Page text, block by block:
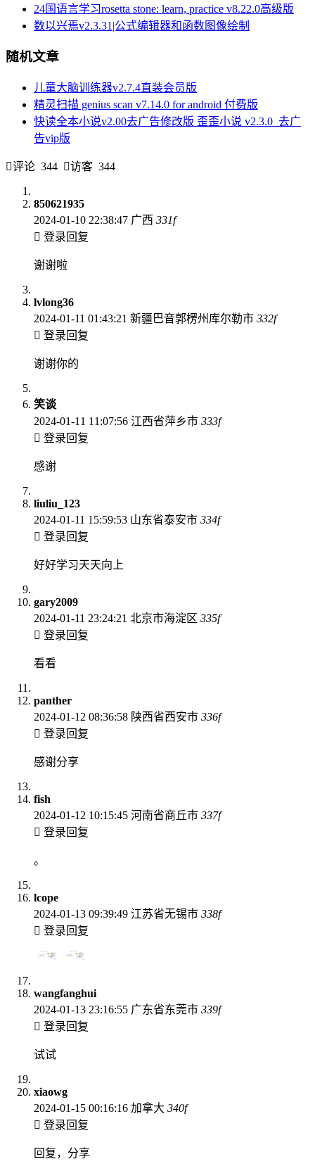
24国语言学习rosetta stone: learn, practice v8.22.0高级版
数以兴焉v2.3.31|公式编辑器和函数图像绘制
随机文章
儿童大脑训练器v2.7.4直装会员版
精灵扫描 genius scan v7.14.0 for android 付费版
快读全本小说v2.00去广告修改版 歪歪小说 v2.3.0_去广
告vip版
评论 344 访客 344
850621935
2024-01-10 22:38:47 广西 331f
登录回复
谢谢啦
lvlong36
2024-01-11 01:43:21 新疆巴音郭楞州库尔勒市 332f
登录回复
谢谢你的
笑谈
2024-01-11 11:07:56 江西省萍乡市 333f
登录回复
感谢
liuliu_123
2024-01-11 15:59:53 山东省泰安市 334f
登录回复
好好学习天天向上
gary2009
2024-01-11 23:24:21 北京市海淀区 335f
登录回复
看看
panther
2024-01-12 08:36:58 陕西省西安市 336f
登录回复
感谢分享
fish
2024-01-12 10:15:45 河南省商丘市 337f
登录回复
。
lcope
2024-01-13 09:39:49 江苏省无锡市 338f
登录回复
wangfanghui
2024-01-13 23:16:55 广东省东莞市 339f
登录回复
试试
xiaowg
2024-01-15 00:16:16 加拿大 340f
登录回复
回复，分享